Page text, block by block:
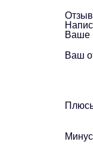
Ваше
Ваш